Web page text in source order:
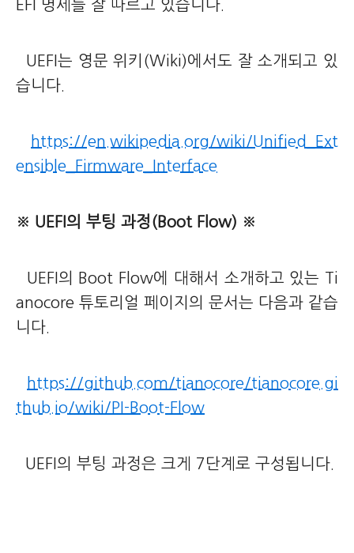
EFI 명세를 잘 따르고 있습니다.
UEFI는 영문 위키(Wiki)에서도 잘 소개되고 있
습니다.
https://en.wikipedia.org/wiki/Unified_Ext
ensible_Firmware_Interface
※ UEFI의 부팅 과정(Boot Flow) ※
UEFI의 Boot Flow에 대해서 소개하고 있는 Ti
anocore 튜토리얼 페이지의 문서는 다음과 같습
니다.
https://github.com/tianocore/tianocore.gi
thub.io/wiki/PI-Boot-Flow
UEFI의 부팅 과정은 크게 7단계로 구성됩니다.